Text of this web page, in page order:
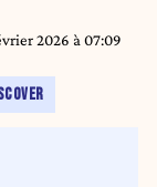
2026 à 07:09